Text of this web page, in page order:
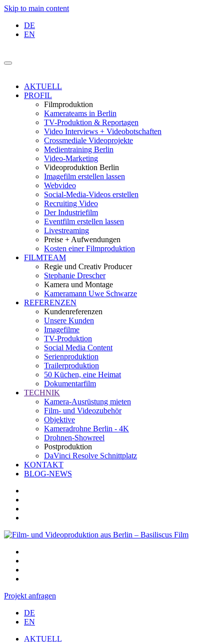
Skip to main content
DE
EN
AKTUELL
PROFIL
Filmproduktion
Kamerateams in Berlin
TV-Produktion & Reportagen
Video Interviews + Videobotschaften
Crossmediale Videoprojekte
Medientraining Berlin
Video-Marketing
Videoproduktion Berlin
Imagefilm erstellen lassen
Webvideo
Social-Media-Videos erstellen
Recruiting Video
Der Industriefilm
Eventfilm erstellen lassen
Livestreaming
Preise + Aufwendungen
Kosten einer Filmproduktion
FILMTEAM
Regie und Creativ Producer
Stephanie Drescher
Kamera und Montage
Kameramann Uwe Schwarze
REFERENZEN
Kundenreferenzen
Unsere Kunden
Imagefilme
TV-Produktion
Social Media Content
Serienproduktion
Trailerproduktion
50 Küchen, eine Heimat
Dokumentarfilm
TECHNIK
Kamera-Ausrüstung mieten
Film- und Videozubehör
Objektive
Kameradrohne Berlin - 4K
Drohnen-Showreel
Postproduktion
DaVinci Resolve Schnittplatz
KONTAKT
BLOG-NEWS
Projekt anfragen
DE
EN
AKTUELL